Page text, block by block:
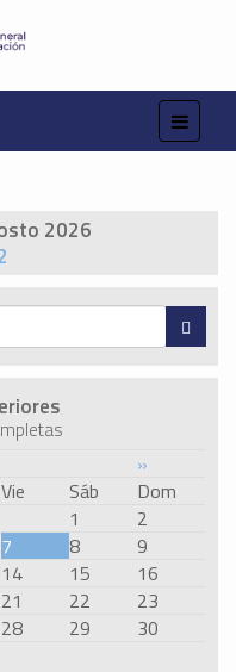
2026
»
Vie Sáb
Dom
1
2
7 8
9
14 15
16
21 22
23
28 29
30